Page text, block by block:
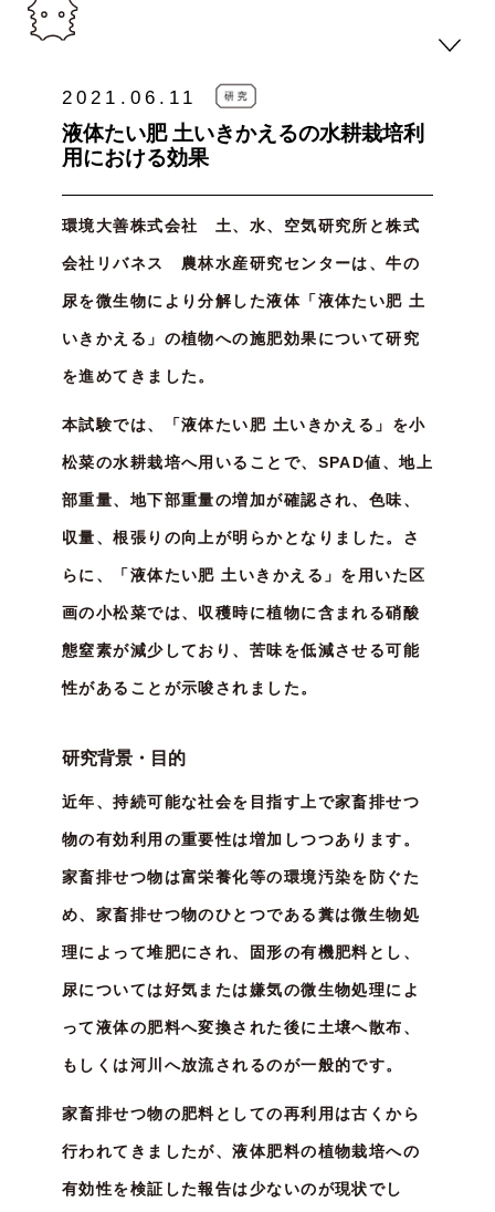
2021.06.11
液体たい肥 土いきかえるの水耕栽培利
用における効果
環境大善株式会社 土、水、空気研究所と株式
会社リバネス 農林水産研究センターは、牛の
尿を微生物により分解した液体「液体たい肥 土
いきかえる」の植物への施肥効果について研究
を進めてきました。
本試験では、「液体たい肥 土いきかえる」を小
松菜の水耕栽培へ用いることで、SPAD値、地上
部重量、地下部重量の増加が確認され、色味、
収量、根張りの向上が明らかとなりました。さ
らに、「液体たい肥 土いきかえる」を用いた区
画の小松菜では、収穫時に植物に含まれる硝酸
態窒素が減少しており、苦味を低減させる可能
性があることが示唆されました。
研究背景・目的
近年、持続可能な社会を目指す上で家畜排せつ
物の有効利用の重要性は増加しつつあります。
家畜排せつ物は富栄養化等の環境汚染を防ぐた
め、家畜排せつ物のひとつである糞は微生物処
理によって堆肥にされ、固形の有機肥料とし、
尿については好気または嫌気の微生物処理によ
って液体の肥料へ変換された後に土壌へ散布、
もしくは河川へ放流されるのが一般的です。
家畜排せつ物の肥料としての再利用は古くから
行われてきましたが、液体肥料の植物栽培への
有効性を検証した報告は少ないのが現状でし